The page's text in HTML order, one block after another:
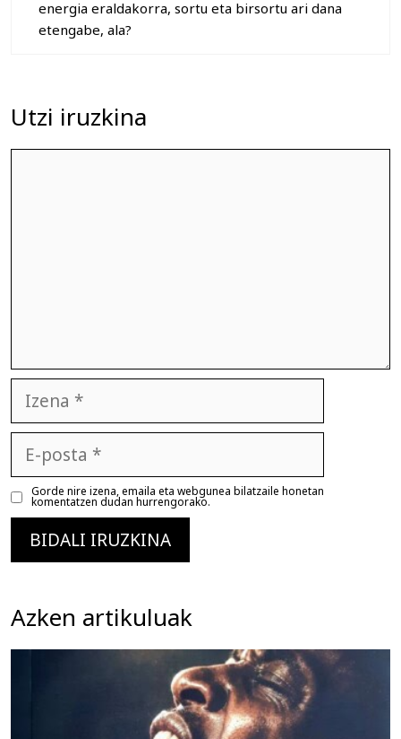
energia eraldakorra, sortu eta birsortu ari dana
etengabe, ala?
Utzi iruzkina
posta
Gorde nire izena, emaila eta webgunea bilatzaile honetan
komentatzen dudan hurrengorako.
Azken artikuluak